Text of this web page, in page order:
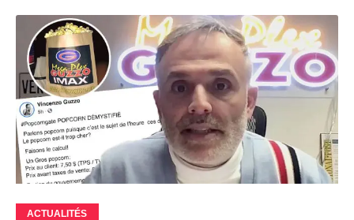
ACTUALITÉS